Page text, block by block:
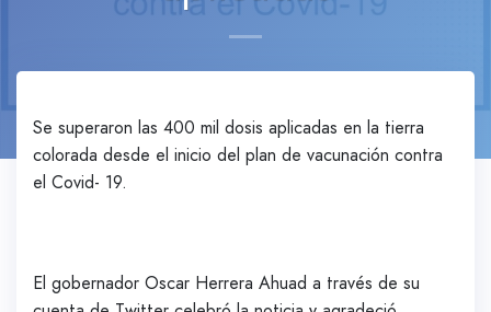
Se superaron las 400 mil dosis aplicadas en la tierra
colorada desde el inicio del plan de vacunación contra
el Covid- 19.
El gobernador Oscar Herrera Ahuad a través de su